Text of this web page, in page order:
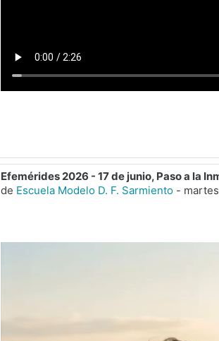
Efemérides 2026 - 17 de junio, Paso a la
de Escuela Modelo D. F. Sarmiento-